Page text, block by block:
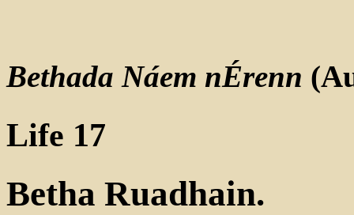
Bethada Náem nÉrenn
Life 17
Betha Ruadhain.